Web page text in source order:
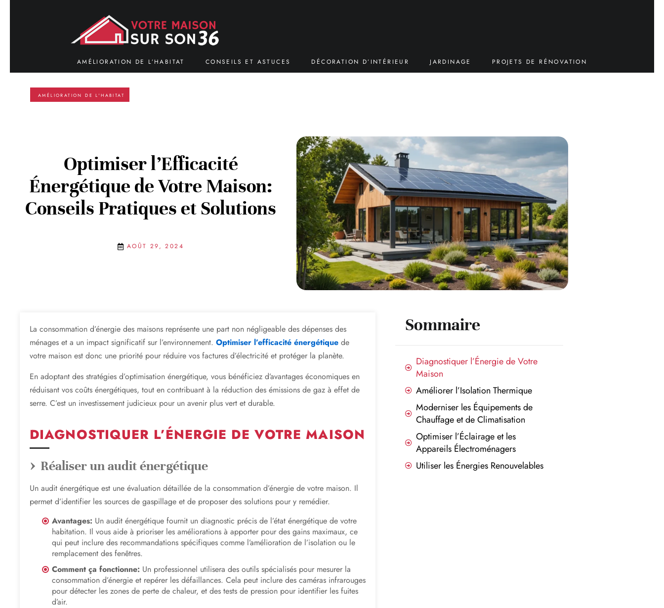
AMÉLIORATION DE L’HABITAT CONSEILS ET ASTUCES DÉCORATION D’INTÉRIEUR JARDINAGE PROJETS DE RÉNOVATION
AMÉLIORATION DE L'HABITAT
Optimiser l’Efficacité
Énergétique de Votre Maison:
Conseils Pratiques et Solutions
AOÛT 29, 2024
La consommation d’énergie des maisons représente une part non négligeable des dépenses des
ménages et a un impact significatif sur l’environnement. Optimiser l’efficacité énergétique de
votre maison est donc une priorité pour réduire vos factures d’électricité et protéger la planète.
En adoptant des stratégies d’optimisation énergétique, vous bénéficiez d’avantages économiques en
réduisant vos coûts énergétiques, tout en contribuant à la réduction des émissions de gaz à effet de
serre. C’est un investissement judicieux pour un avenir plus vert et durable.
DIAGNOSTIQUER L’ÉNERGIE DE VOTRE MAISON
Réaliser un audit énergétique
Un audit énergétique est une évaluation détaillée de la consommation d’énergie de votre maison. Il
permet d’identifier les sources de gaspillage et de proposer des solutions pour y remédier.
Avantages: Un audit énergétique fournit un diagnostic précis de l’état énergétique de votre
habitation. Il vous aide à prioriser les améliorations à apporter pour des gains maximaux, ce
qui peut inclure des recommandations spécifiques comme l’amélioration de l’isolation ou le
remplacement des fenêtres.
Comment ça fonctionne: Un professionnel utilisera des outils spécialisés pour mesurer la
consommation d’énergie et repérer les défaillances. Cela peut inclure des caméras infrarouges
pour détecter les zones de perte de chaleur, et des tests de pression pour identifier les fuites
d’air.
Sommaire
Diagnostiquer l’Énergie de Votre
Maison
Améliorer l’Isolation Thermique
Moderniser les Équipements de
Chauffage et de Climatisation
Optimiser l’Éclairage et les
Appareils Électroménagers
Utiliser les Énergies Renouvelables